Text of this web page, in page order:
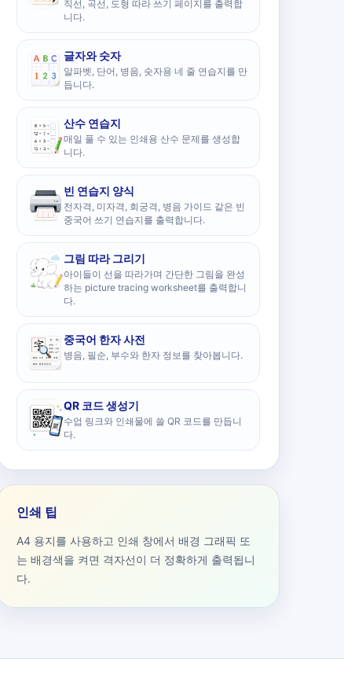
직선, 곡선, 도형 따라 쓰기 페이지를 출력합
니다.
글자와 숫자
알파벳, 단어, 병음, 숫자용 네 줄 연습지를 만
듭니다.
산수 연습지
매일 풀 수 있는 인쇄용 산수 문제를 생성합
니다.
빈 연습지 양식
전자격, 미자격, 회궁격, 병음 가이드 같은 빈
중국어 쓰기 연습지를 출력합니다.
그림 따라 그리기
아이들이 선을 따라가며 간단한 그림을 완성
하는 picture tracing worksheet를 출력합니
다.
중국어 한자 사전
병음, 필순, 부수와 한자 정보를 찾아봅니다.
QR 코드 생성기
수업 링크와 인쇄물에 쓸 QR 코드를 만듭니
다.
인쇄 팁
A4 용지를 사용하고 인쇄 창에서 배경 그래픽 또
는 배경색을 켜면 격자선이 더 정확하게 출력됩니
다.